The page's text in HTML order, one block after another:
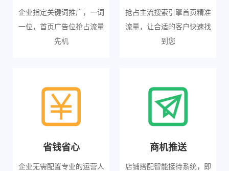
企业指定关键词推广，一词
一位，首页广告位抢占流量
先机
抢占主流搜索引擎首页精准
流量，让合适的客户快速找
到您
省钱省心
企业无需配置专业的运营人
商机推送
店铺搭配智能接待系统，即